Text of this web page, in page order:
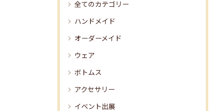
全てのカテゴリー
ハンドメイド
オーダーメイド
ウェア
ボトムス
アクセサリー
イベント出展